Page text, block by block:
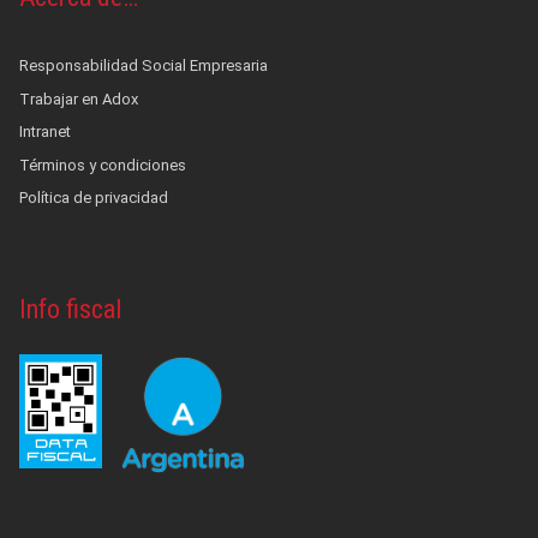
Responsabilidad Social Empresaria
Trabajar en Adox
Intranet
Términos y condiciones
Política de privacidad
Info fiscal